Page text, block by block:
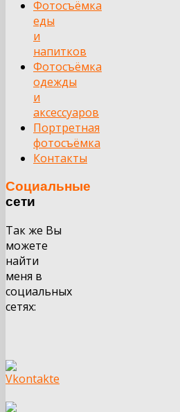
Фотосъёмка
еды
и
напитков
Фотосъёмка
одежды
и
аксессуаров
Портретная
фотосъёмка
Контакты
Социальные
сети
Так же Вы
можете
найти
меня в
социальных
сетях: